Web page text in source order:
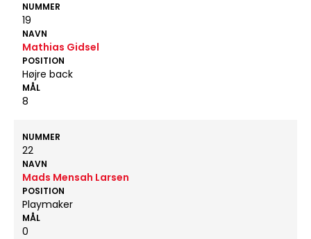
NUMMER
19
NAVN
Mathias Gidsel
POSITION
Højre back
MÅL
8
NUMMER
22
NAVN
Mads Mensah Larsen
POSITION
Playmaker
MÅL
0